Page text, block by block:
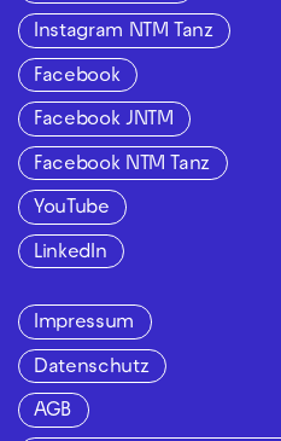
Instagram NTM Tanz
Facebook
Facebook JNTM
Facebook NTM Tanz
YouTube
LinkedIn
Impressum
Datenschutz
AGB